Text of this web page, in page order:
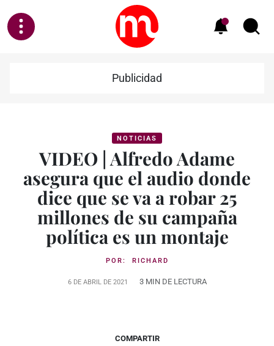
Publicidad
NOTICIAS
VIDEO | Alfredo Adame
asegura que el audio donde
dice que se va a robar 25
millones de su campaña
política es un montaje
POR: RICHARD
6 DE ABRIL DE 2021 3 MIN DE LECTURA
COMPARTIR